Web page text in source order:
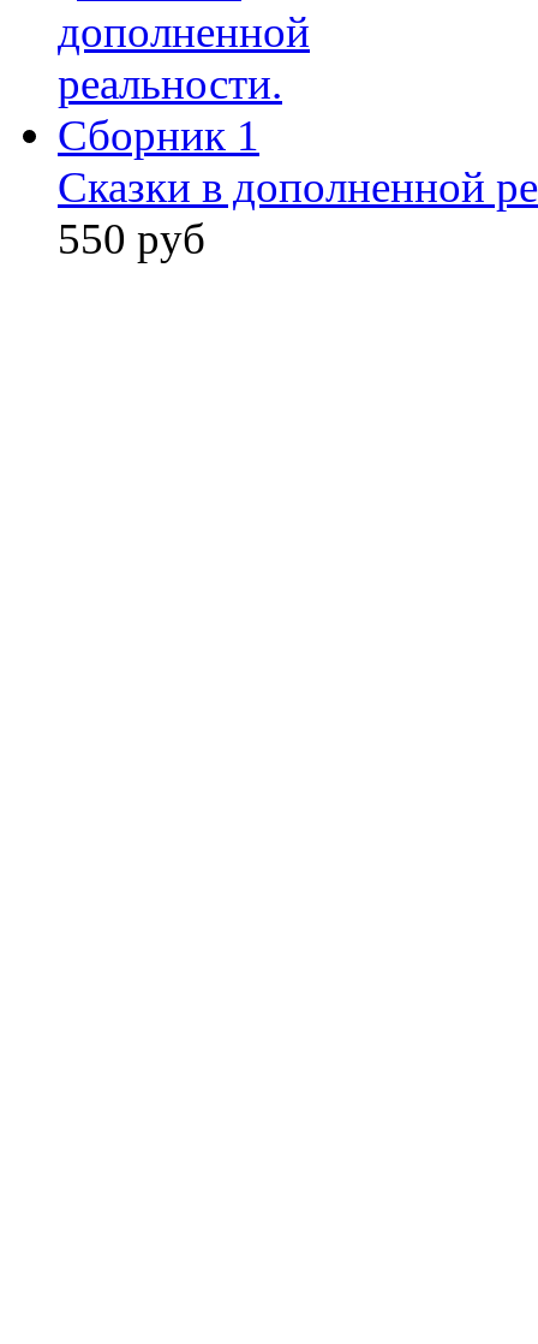
Сказки в дополненной
550 руб